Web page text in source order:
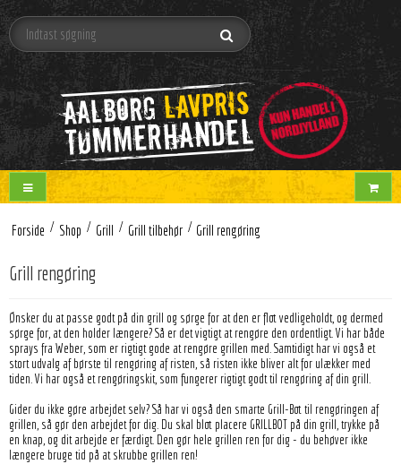
Forside / Shop / Grill / Grill tilbehør / Grill rengøring
Grill rengøring
Ønsker du at passe godt på din grill og sørge for at den er flot vedligeholdt, og dermed
sørge for, at den holder længere? Så er det vigtigt at rengøre den ordentligt. Vi har både
sprays fra Weber, som er rigtigt gode at rengøre grillen med. Samtidigt har vi også et
stort udvalg af børste til rengøring af risten, så risten ikke bliver alt for ulækker med
tiden. Vi har også et rengøringskit, som fungerer rigtigt godt til rengøring af din grill.
Gider du ikke gøre arbejdet selv? Så har vi også den smarte Grill-Bot til rengøringen af
grillen, så gør den arbejdet for dig. Du skal blot placere GRILLBOT på din grill, trykke på
en knap, og dit arbejde er færdigt. Den gør hele grillen ren for dig - du behøver ikke
længere bruge tid på at skrubbe grillen ren!